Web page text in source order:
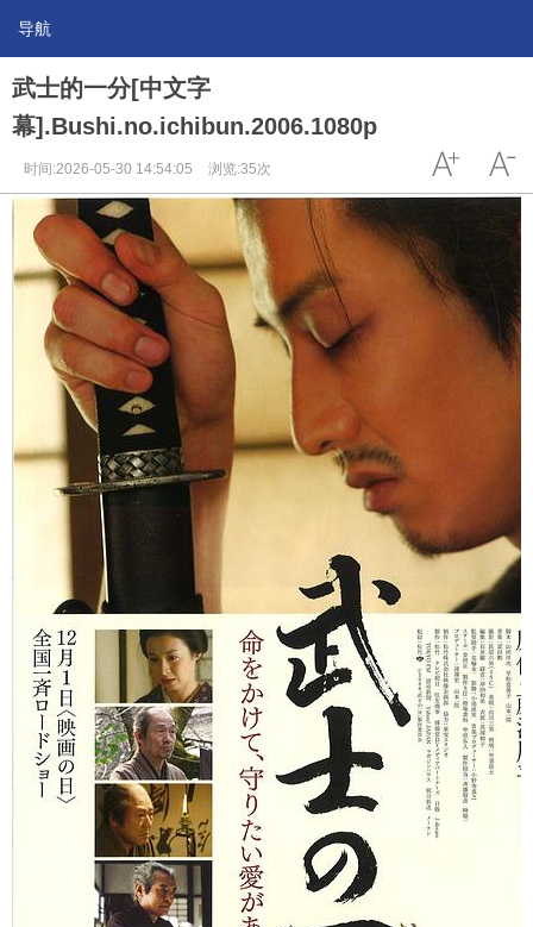
导航
武士的一分[中文字
幕].Bushi.no.ichibun.2006.1080p
时间:2026-05-30 14:54:05 浏览:35次